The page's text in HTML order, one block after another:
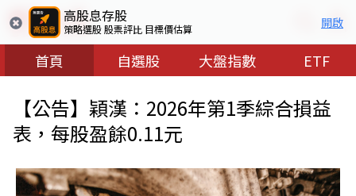
高股息存股
策略選股 股票評比 目標價估算 開啟
首頁 自選股 大盤指數 ETF
【公告】穎漢：2026年第1季綜合損益
表，每股盈餘0.11元